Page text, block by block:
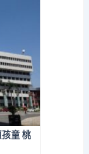
童 桃